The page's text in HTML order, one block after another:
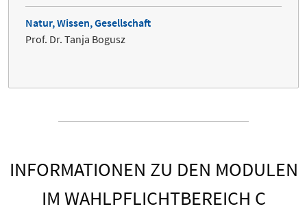
Natur, Wissen, Gesellschaft
Prof. Dr. Tanja Bogusz
INFORMATIONEN ZU DEN MODULEN
IM WAHLPFLICHTBEREICH C